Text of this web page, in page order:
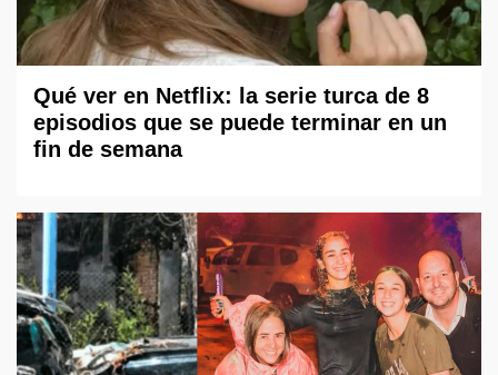
Qué ver en Netflix: la serie turca de 8
episodios que se puede terminar en un
fin de semana